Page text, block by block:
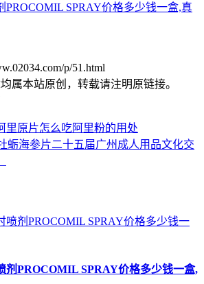
PROCOMIL SPRAY价格多少钱一盒,真
p/51.html
属本站原创，转载请注明原链接。
里原片怎么吃阿里粉的用处
蛎海参片二十五届广州成人用品文化交
剂PROCOMIL SPRAY价格多少钱一盒,